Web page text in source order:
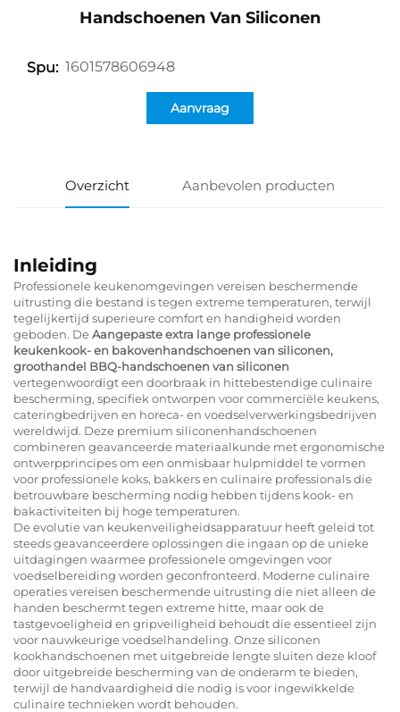
Handschoenen Van Siliconen
Spu: 1601578606948
Aanvraag
Overzicht Aanbevolen producten
Inleiding
Professionele keukenomgevingen vereisen beschermende
uitrusting die bestand is tegen extreme temperaturen, terwijl
tegelijkertijd superieure comfort en handigheid worden
geboden. DeAangepaste extra lange professionele
keukenkook- en bakovenhandschoenen van siliconen,
groothandel BBQ-handschoenen van siliconen
vertegenwoordigt een doorbraak in hittebestendige culinaire
bescherming, specifiek ontworpen voor commerciële keukens,
cateringbedrijven en horeca- en voedselverwerkingsbedrijven
wereldwijd. Deze premium siliconenhandschoenen
combineren geavanceerde materiaalkunde met ergonomische
ontwerpprincipes om een onmisbaar hulpmiddel te vormen
voor professionele koks, bakkers en culinaire professionals die
betrouwbare bescherming nodig hebben tijdens kook- en
bakactiviteiten bij hoge temperaturen.
De evolutie van keukenveiligheidsapparatuur heeft geleid tot
steeds geavanceerdere oplossingen die ingaan op de unieke
uitdagingen waarmee professionele omgevingen voor
voedselbereiding worden geconfronteerd. Moderne culinaire
operaties vereisen beschermende uitrusting die niet alleen de
handen beschermt tegen extreme hitte, maar ook de
tastgevoeligheid en gripveiligheid behoudt die essentieel zijn
voor nauwkeurige voedselhandeling. Onze siliconen
kookhandschoenen met uitgebreide lengte sluiten deze kloof
door uitgebreide bescherming van de onderarm te bieden,
terwijl de handvaardigheid die nodig is voor ingewikkelde
culinaire technieken wordt behouden.